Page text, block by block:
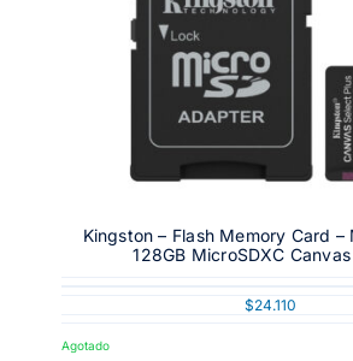
Kingston – Flash Memory Card –
128GB MicroSDXC
$24.110
Agotado